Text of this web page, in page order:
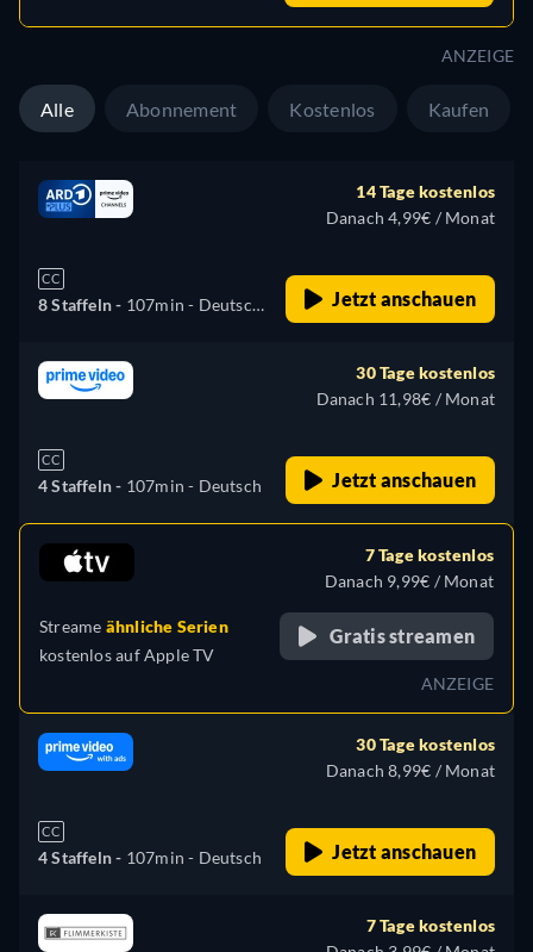
ANZEIGE
Alle Abonnement Kostenlos Kaufen
CC
8 Staffeln - 107min - Deutsch,
14 Tage kostenlos
Danach 4,99€ / Monat
Jetzt anschauen
CC
4 Staffeln - 107min - Deutsch
30 Tage kostenlos
Danach 11,98€ / Monat
Jetzt anschauen
Streame ähnliche Serien
kostenlos aufApple TV
7 Tage kostenlos
Danach 9,99€ / Monat
Gratis streamen
ANZEIGE
CC
4 Staffeln - 107min - Deutsch
30 Tage kostenlos
Danach 8,99€ / Monat
Jetzt anschauen
7 Tage kostenlos